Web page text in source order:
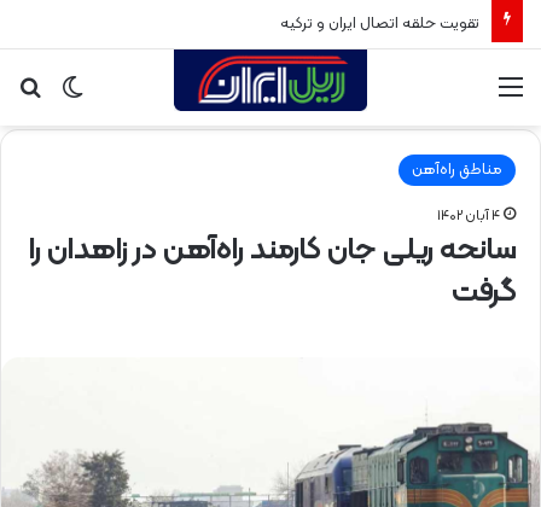
تقویت حلقه اتصال ایران و ترکیه
تغییر
پوسته
مناطق راه‌آهن
۴ آبان ۱۴۰۲
سانحه ریلی جان کارمند راه‌آهن در زاهدان را
گرفت